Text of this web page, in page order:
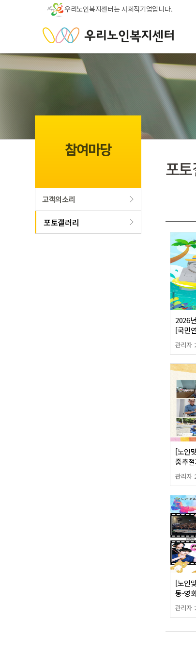
우리노인복지센터는 사회적기업입니다.
참여마당
고객의소리
포토갤러리
포
2026
[국민
wish]
관리자
[노인
중추
관리자
[노인
동-영
관리자